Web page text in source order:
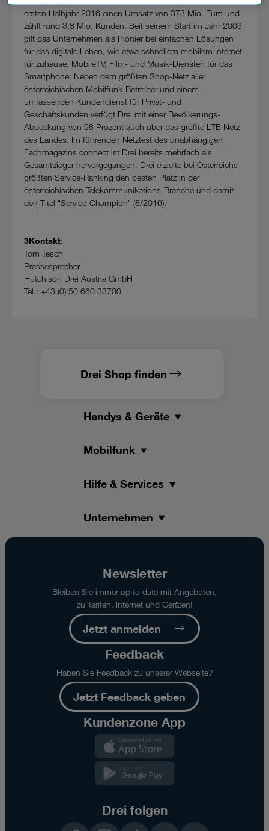
ersten Halbjahr 2016 einen Umsatz von 373 Mio. Euro und
zählt rund 3,8 Mio. Kunden. Seit seinem Start im Jahr 2003
gilt das Unternehmen als Pionier bei einfachen Lösungen
für das digitale Leben, wie etwa schnellem mobilem Internet
für zuhause, MobileTV, Film- und Musik-Diensten für das
Smartphone. Neben dem größten Shop-Netz aller
österreichischen Mobilfunk-Betreiber und einem
umfassenden Kundendienst für Privat- und
Geschäftskunden verfügt Drei mit einer Bevölkerungs-
Abdeckung von 98 Prozent auch über das größte LTE-Netz
des Landes. Im führenden Netztest des unabhängigen
Fachmagazins connect ist Drei bereits mehrfach als
Gesamtsieger hervorgegangen. Drei erzielte bei Österreichs
größten Service-Ranking den besten Platz in der
österreichischen Telekommunikations-Branche und damit
den Titel "Service-Champion" (8/2016).
3Kontakt:
Tom Tesch
Pressesprecher
Hutchison Drei Austria GmbH
Tel.: +43 (0) 50 660 33700
Drei Shop finden
Handys & Geräte
Mobilfunk
Hilfe & Services
Unternehmen
Newsletter
Bleiben Sie immer up to date mit Angeboten,
zu Tarifen, Internet und Geräten!
Jetzt anmelden
Feedback
Haben Sie Feedback zu unserer Webseite?
Jetzt Feedback geben
Kundenzone App
Drei folgen
InstagramTikTok LinkedIn YouTube
Datenschutzniveau und es stehen keine wirksamen
Rechtsbehelfe zur Verfügung.
Cookies von Unternehmen in Drittstaaten, die ein ähnliches
Datenschutzniveau wie in der Europäischen Union aufweisen
(z.B. Data Privacy Framework), werden wie europäische
Unternehmen behandelt.
Wenn Sie „Nur notwendige Cookies“ wählen, dann sind für
Sie nur jene Cookies im Einsatz, die zur Funktion dieser
Website unerlässlich sind.